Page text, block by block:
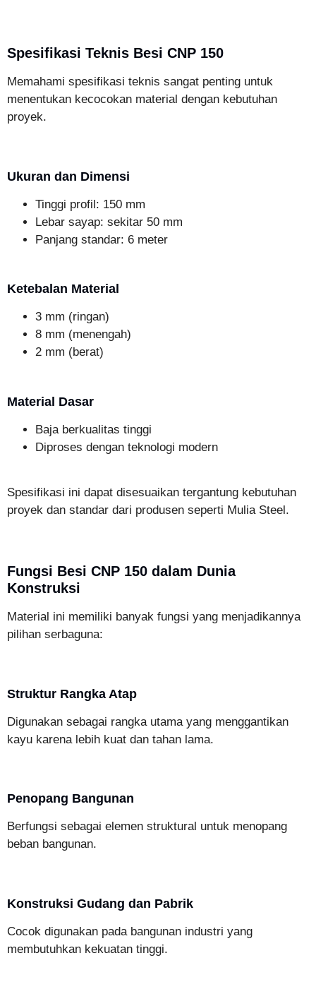
Spesifikasi Teknis Besi CNP 150
Memahami spesifikasi teknis sangat penting untuk
menentukan kecocokan material dengan kebutuhan
proyek.
Ukuran dan Dimensi
Tinggi profil: 150 mm
Lebar sayap: sekitar 50 mm
Panjang standar: 6 meter
Ketebalan Material
3 mm (ringan)
8 mm (menengah)
2 mm (berat)
Material Dasar
Baja berkualitas tinggi
Diproses dengan teknologi modern
Spesifikasi ini dapat disesuaikan tergantung kebutuhan
proyek dan standar dari produsen seperti Mulia Steel.
Fungsi Besi CNP 150 dalam Dunia
Konstruksi
Material ini memiliki banyak fungsi yang menjadikannya
pilihan serbaguna:
Struktur Rangka Atap
Digunakan sebagai rangka utama yang menggantikan
kayu karena lebih kuat dan tahan lama.
Penopang Bangunan
Berfungsi sebagai elemen struktural untuk menopang
beban bangunan.
Konstruksi Gudang dan Pabrik
Cocok digunakan pada bangunan industri yang
membutuhkan kekuatan tinggi.